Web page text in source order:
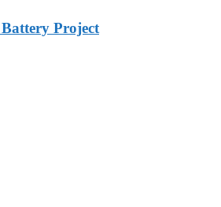
Project